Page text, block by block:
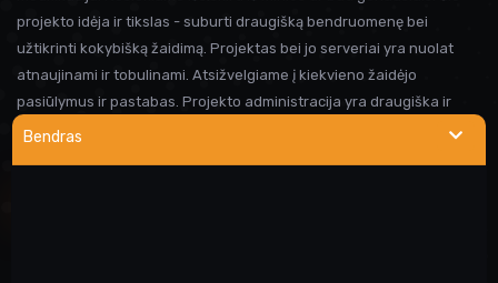
Bendras
projekto idėja ir tikslas - suburti draugišką bendruomenę bei
užtikrinti kokybišką žaidimą. Projektas bei jo serveriai yra nuolat
atnaujinami ir tobulinami. Atsižvelgiame į kiekvieno žaidėjo
pasiūlymus ir pastabas. Projekto administracija yra draugiška ir
visada linkusi padėti prireikus pagalbos. Iki susitikimo serveryje!